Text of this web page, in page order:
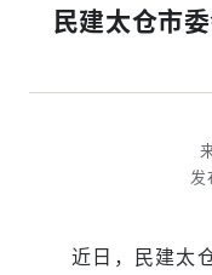
民建太仓市
发
近日，民建太